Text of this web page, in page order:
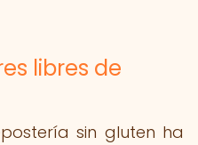
libres de
sin gluten ha